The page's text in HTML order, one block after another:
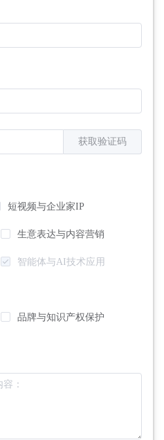
获取验证码
短视频与企业家IP
生意表达与内容营销
智能体与AI技术应用
品牌与知识产权保护